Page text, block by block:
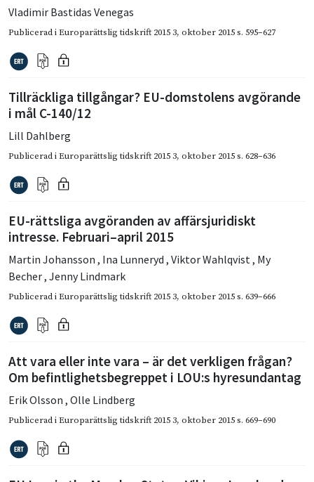
Vladimir Bastidas Venegas
Publicerad iEuroparättslig tidskrift 2015 3, oktober 2015s. 595–627
Tillräckliga tillgångar? EU-domstolens avgörande
i mål C-140/12
Lill Dahlberg
Publicerad iEuroparättslig tidskrift 2015 3, oktober 2015s. 628–636
EU-rättsliga avgöranden av affärsjuridiskt
intresse. Februari–april 2015
Martin Johansson , Ina Lunneryd , Viktor Wahlqvist , My
Becher, Jenny Lindmark
Publicerad iEuroparättslig tidskrift 2015 3, oktober 2015s. 639–666
Att vara eller inte vara – är det verkligen frågan?
Om befintlighetsbegreppet i LOU:s hyresundantag
Erik Olsson , Olle Lindberg
Publicerad iEuroparättslig tidskrift 2015 3, oktober 2015s. 669–690